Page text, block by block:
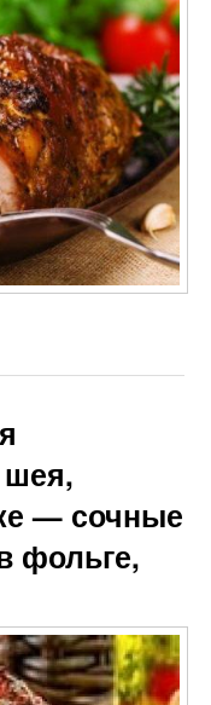
шея,
— сочные
фольге,